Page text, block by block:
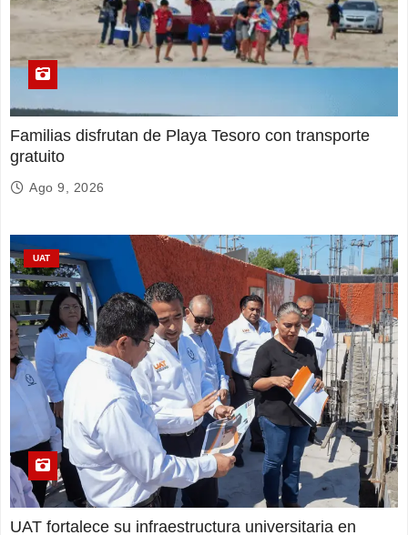
Familias disfrutan de Playa Tesoro con transporte
gratuito
Ago 9, 2026
UAT
UAT fortalece su infraestructura universitaria en